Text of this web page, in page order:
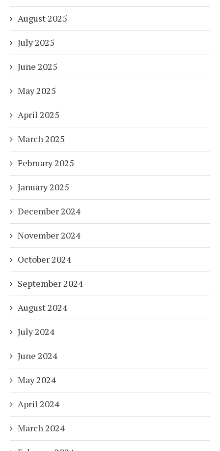
August 2025
July 2025
June 2025
May 2025
April 2025
March 2025
February 2025
January 2025
December 2024
November 2024
October 2024
September 2024
August 2024
July 2024
June 2024
May 2024
April 2024
March 2024